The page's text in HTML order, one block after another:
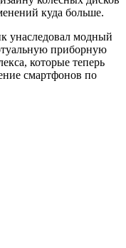
куда больше.
унаследовал модный
приборную
которые теперь
смартфонов по